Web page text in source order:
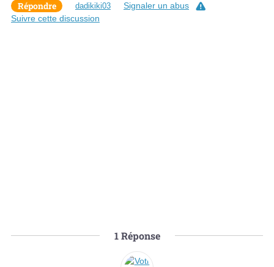
Répondre dadikiki03
Signaler un abus
Suivre cette discussion
1Réponse